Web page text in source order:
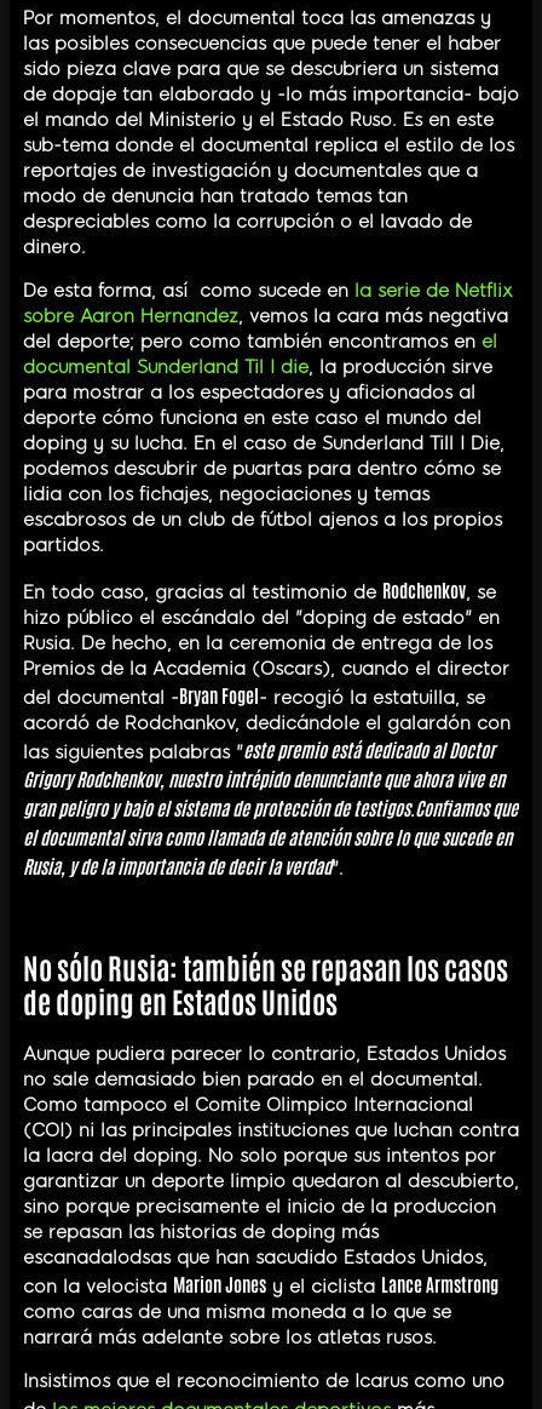
Por momentos, el documental toca las amenazas y
las posibles consecuencias que puede tener el haber
sido pieza clave para que se descubriera un sistema
de dopaje tan elaborado y -lo más importancia- bajo
el mando del Ministerio y el Estado Ruso. Es en este
sub-tema donde el documental replica el estilo de los
reportajes de investigación y documentales que a
modo de denuncia han tratado temas tan
despreciables como la corrupción o el lavado de
dinero.
De esta forma, así como sucede en la serie de Netflix
sobre Aaron Hernandez, vemos la cara más negativa
del deporte; pero como también encontramos en el
documental Sunderland Til I die, la producción sirve
para mostrar a los espectadores y aficionados al
deporte cómo funciona en este caso el mundo del
doping y su lucha. En el caso de Sunderland Till I Die,
podemos descubrir de puartas para dentro cómo se
lidia con los fichajes, negociaciones y temas
escabrosos de un club de fútbol ajenos a los propios
partidos.
En todo caso, gracias al testimonio de Rodchenkov, se
hizo público el escándalo del "doping de estado" en
Rusia. De hecho, en la ceremonia de entrega de los
Premios de la Academia (Oscars), cuando el director
del documental -Bryan Fogel- recogió la estatuilla, se
acordó de Rodchankov, dedicándole el galardón con
las siguientes palabras "este premio está dedicado al Doctor
Grigory Rodchenkov, nuestro intrépido denunciante que ahora vive en
gran peligro y bajo el sistema de protección de testigos.Confiamos que
el documental sirva como llamada de atención sobre lo que sucede en
Rusia, y de la importancia de decir la verdad".
No sólo Rusia: también se repasan los casos
de doping en Estados Unidos
Aunque pudiera parecer lo contrario, Estados Unidos
no sale demasiado bien parado en el documental.
Como tampoco el Comite Olimpico Internacional
(COI) ni las principales instituciones que luchan contra
la lacra del doping. No solo porque sus intentos por
garantizar un deporte limpio quedaron al descubierto,
sino porque precisamente el inicio de la produccion
se repasan las historias de doping más
escanadalodsas que han sacudido Estados Unidos,
con la velocista Marion Jones y el ciclista Lance Armstrong
como caras de una misma moneda a lo que se
narrará más adelante sobre los atletas rusos.
Insistimos que el reconocimiento de Icarus como uno